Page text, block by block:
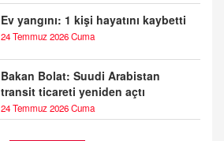
Ev yangını: 1 kişi hayatını kaybetti
24 Temmuz 2026 Cuma
Bakan Bolat: Suudi Arabistan
transit ticareti yeniden açtı
24 Temmuz 2026 Cuma